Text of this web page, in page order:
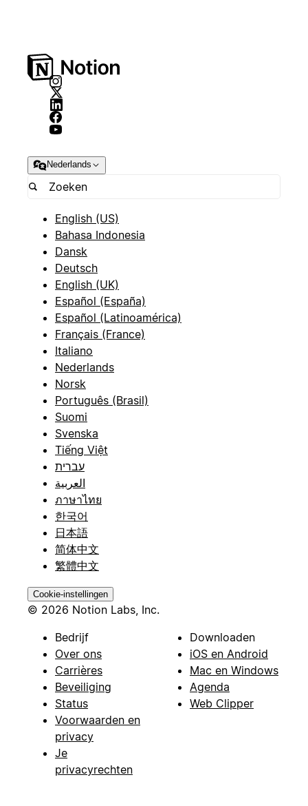
Nederlands
English (US)
Bahasa Indonesia
Dansk
Deutsch
English (UK)
Español (España)
Español (Latinoamérica)
Français (France)
Italiano
Nederlands
Norsk
Português (Brasil)
Suomi
Svenska
Tiếng Việt
עברית
العربية
ภาษาไทย
한국어
日本語
简体中文
繁體中文
Cookie-instellingen
© 2026 Notion Labs, Inc.
Bedrijf
Over ons
Carrières
Beveiliging
Status
Voorwaarden en
privacy
Je
privacyrechten
Downloaden
iOS en Android
Mac en Windows
Agenda
Web Clipper